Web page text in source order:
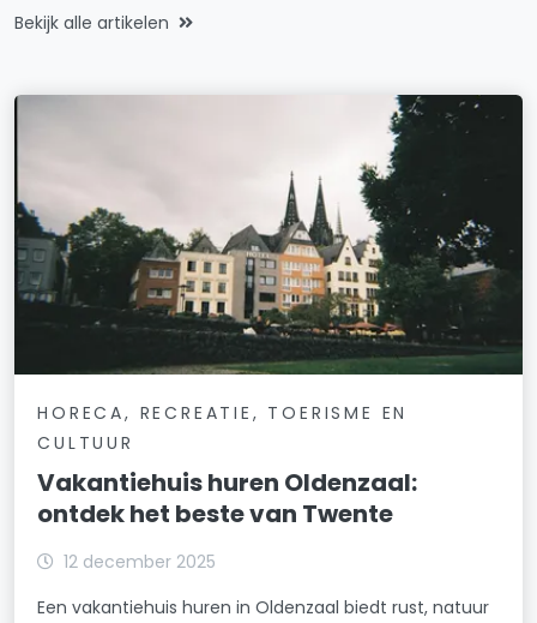
Bekijk alle artikelen
HORECA, RECREATIE, TOERISME EN
CULTUUR
Vakantiehuis huren Oldenzaal:
ontdek het beste van Twente
12 december 2025
Een vakantiehuis huren in Oldenzaal biedt rust, natuur